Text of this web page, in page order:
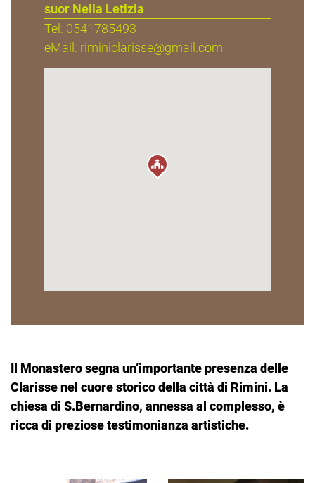
suor Nella Letizia
Tel: 0541785493
eMail: riminiclarisse@gmail.com
Il Monastero segna un’importante presenza delle
Clarisse nel cuore storico della città di Rimini. La
chiesa di S.Bernardino, annessa al complesso, è
ricca di preziose testimonianza artistiche.